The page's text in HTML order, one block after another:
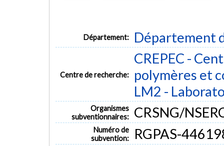
Département: Département
Centre de recherche:
CREPEC -
polymères et
LM2 -
Organismes
subventionnaires:
CRSNG/
Numéro de
subvention:
RGPAS-